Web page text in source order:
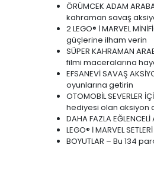
ÖRÜMCEK ADAM
kahraman savaş
2 LEGO® ǀ MARVEL
güçlerine ilham verin
SÜPER KAHRAMAN
filmi maceralarına
EFSANEVİ SAVAŞ
oyunlarına getirin
OTOMOBİL
hediyesi olan aksiyon
DAHA FAZLA
LEGO® ǀ MARVEL
BOYUTLAR – Bu 134